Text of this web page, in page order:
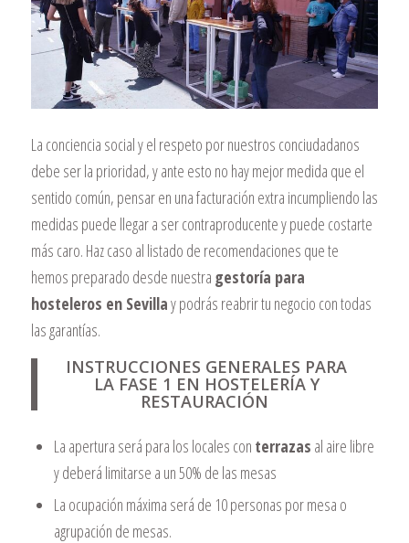
La conciencia social y el respeto por nuestros conciudadanos
debe ser la prioridad, y ante esto no hay mejor medida que el
sentido común, pensar en una facturación extra incumpliendo las
medidas puede llegar a ser contraproducente y puede costarte
más caro. Haz caso al listado de recomendaciones que te
hemos preparado desde nuestra gestoría para
hosteleros en Sevillay podrás reabrir tu negocio con todas
las garantías.
INSTRUCCIONES GENERALES PARA
LA FASE 1 EN HOSTELERÍA Y
RESTAURACIÓN
La apertura será para los locales con terrazas al aire libre
y deberá limitarse a un 50% de las mesas
La ocupación máxima será de 10 personas por mesa o
agrupación de mesas.